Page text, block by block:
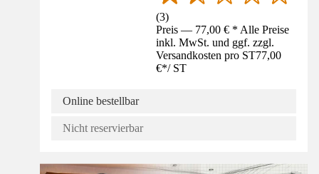
(3)
Preis — 77,00 € * Alle Preise
inkl. MwSt. und ggf. zzgl.
Versandkosten pro ST77,00
€*/ ST
Online bestellbar
Nicht reservierbar